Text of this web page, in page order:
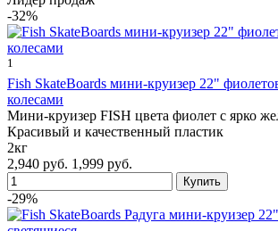
-32%
1
Fish SkateBoards мини-круизер 22"
колесами
Мини-круизер FISH цвета фиолет с ярко
Красивый и качественный пластик
2кг
2,940 руб. 1,999 руб.
-29%